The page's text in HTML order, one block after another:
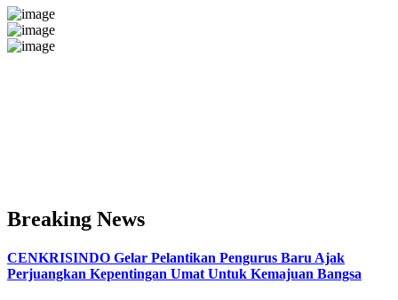
Breaking News
CENKRISINDO Gelar Pelantikan Pengurus Baru Ajak
Perjuangkan Kepentingan Umat Untuk Kemajuan Bangsa